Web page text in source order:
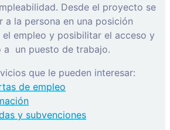
Desde el proyecto se
a la persona en una posición
empleo y posibilitar el acceso y
a
un puesto de trabajo.
que le pueden interesar:
de empleo
y subvenciones